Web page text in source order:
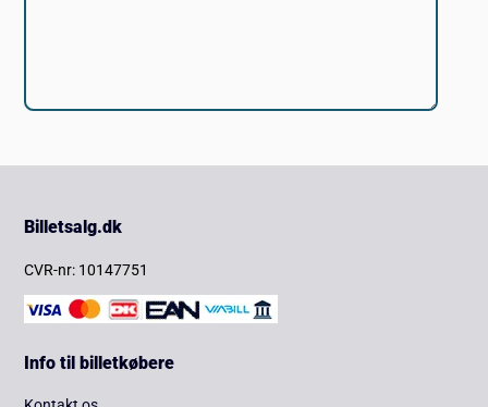
Billetsalg.dk
CVR-nr: 10147751
Info til billetkøbere